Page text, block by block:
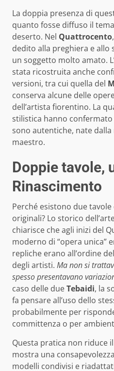
La doppia presenza di
quanto fosse diffuso il
deserto. Nel Quattrocento
dedito alla preghiera e allo
un soggetto molto amato.
stata ricostruita anche
versioni, tra cui quella del
conserva alcune delle
dell’artista fiorentino. La
stilistica hanno
sono autentiche, nate
maestro.
Doppie tavole,
Rinascimento
Perché esistono due
originali? Lo storico
chiarisce che agli inizi del
moderno di “opera unica”
repliche erano all’ordine
degli artisti. Ma non si
spesso presentavano
caso delle dueTebaidi, la
fa pensare all’uso dello
probabilmente per
committenza o per
Questa pratica non riduce
mostra una
modelli condivisi e